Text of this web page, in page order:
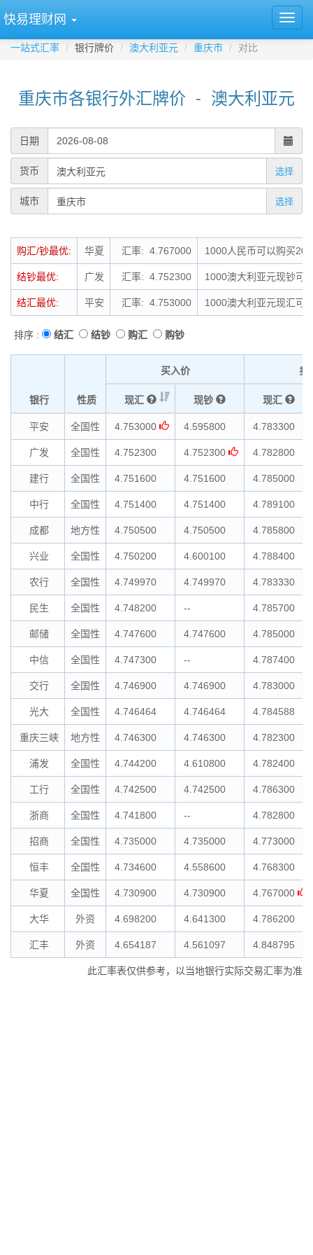
快易理财网
一站式汇率 银行牌价 澳大利亚元 重庆市 对比
重庆市各银行外汇牌价 - 澳大利亚元
日期
货币 选择
城市 选择
购汇/钞最优: 华夏 汇率: 4.767000 1000人民币可以购买
结钞最优: 广发 汇率: 4.752300 1000澳大利亚元现钞可
结汇最优: 平安 汇率: 4.753000 1000澳大利亚元现汇可
排序 : 结汇 结钞 购汇 购钞
银行 性质
买入价 卖
现汇 现钞 现汇
平安 全国性 4.753000 4.595800 4.783300
广发 全国性 4.752300 4.752300 4.782800
建行 全国性 4.751600 4.751600 4.785000
中行 全国性 4.751400 4.751400 4.789100
成都 地方性 4.750500 4.750500 4.785800
兴业 全国性 4.750200 4.600100 4.788400
农行 全国性 4.749970 4.749970 4.783330
民生 全国性 4.748200 -- 4.785700
邮储 全国性 4.747600 4.747600 4.785000
中信 全国性 4.747300 -- 4.787400
交行 全国性 4.746900 4.746900 4.783000
光大 全国性 4.746464 4.746464 4.784588
重庆三峡 地方性 4.746300 4.746300 4.782300
浦发 全国性 4.744200 4.610800 4.782400
工行 全国性 4.742500 4.742500 4.786300
浙商 全国性 4.741800 -- 4.782800
招商 全国性 4.735000 4.735000 4.773000
恒丰 全国性 4.734600 4.558600 4.768300
华夏 全国性 4.730900 4.730900 4.767000
大华 外资 4.698200 4.641300 4.786200
汇丰 外资 4.654187 4.561097 4.848795
此汇率表仅供参考，以当地银行实际交易汇率为准